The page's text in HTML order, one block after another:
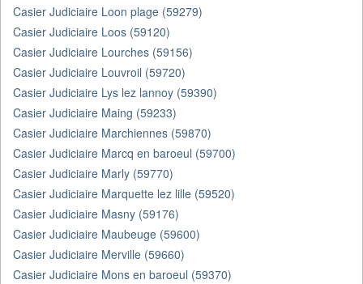
Casier Judiciaire Loon plage (59279)
Casier Judiciaire Loos (59120)
Casier Judiciaire Lourches (59156)
Casier Judiciaire Louvroil (59720)
Casier Judiciaire Lys lez lannoy (59390)
Casier Judiciaire Maing (59233)
Casier Judiciaire Marchiennes (59870)
Casier Judiciaire Marcq en baroeul (59700)
Casier Judiciaire Marly (59770)
Casier Judiciaire Marquette lez lille (59520)
Casier Judiciaire Masny (59176)
Casier Judiciaire Maubeuge (59600)
Casier Judiciaire Merville (59660)
Casier Judiciaire Mons en baroeul (59370)